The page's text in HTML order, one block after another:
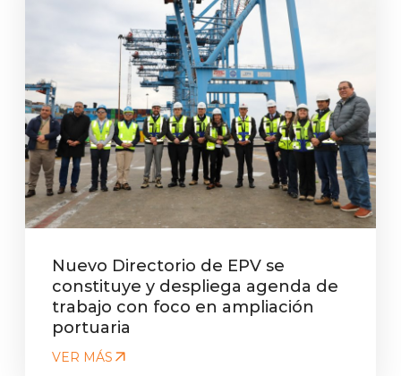
Nuevo Directorio de EPV se
constituye y despliega agenda de
trabajo con foco en ampliación
portuaria
VER MÁS